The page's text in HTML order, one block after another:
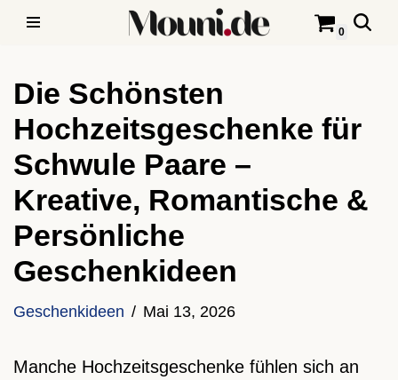
Inhalt
springen
0
Die Schönsten
Hochzeitsgeschenke für
Schwule Paare –
Kreative, Romantische &
Persönliche
Geschenkideen
Geschenkideen Mai 13, 2026
Manche Hochzeitsgeschenke fühlen sich an